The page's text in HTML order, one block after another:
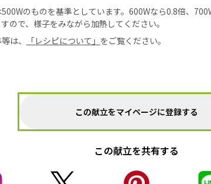
のものを基準としています。600Wなら0.8倍、
ので、様子をみながら加熱してください。
は、
「レシピについて」 をご覧ください。
この献立をマイページに登録する
この献立を共有する